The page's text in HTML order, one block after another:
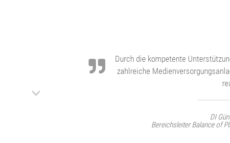
Durch die kompetente
zahlreiche
DI
Bereichsleiter Balance of